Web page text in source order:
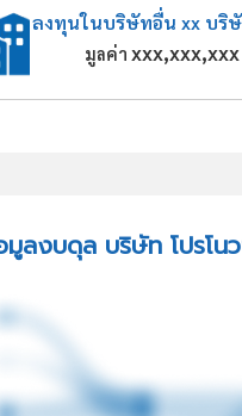
ลงทุนในบริษัทอื่น xx บริ
มูลค่าxxx,xxx,xxx
มูลงบดุล บริษัท โปรโน